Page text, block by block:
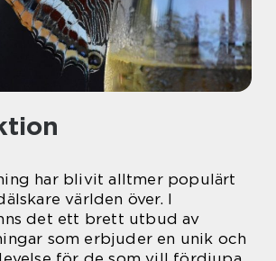
har blivit alltmer populärt
världen över. I
det ett brett utbud av
som erbjuder en unik och